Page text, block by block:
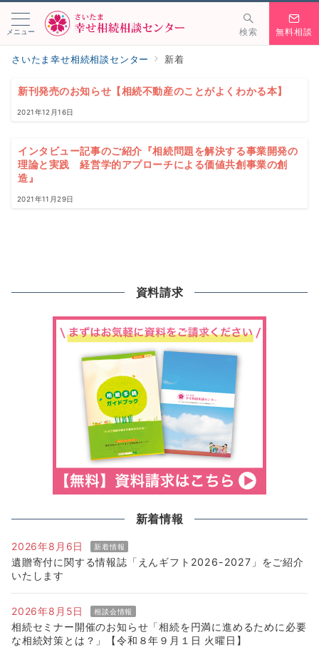
メニュー 検索 無料相談
さいたま幸せ相続相談センター 新着
新刊発売のお知らせ【相続不動産のことがよくわかる本】
2021年12月16日
インタビュー記事のご紹介『相続問題を解決する事業開発の
理論と実践 経営学的アプローチによる価値共創事業の創
造』
2021年11月29日
資料請求
新着情報
2026年8月6日 新着情報
遺贈寄付に関する情報誌「えんギフト2026-2027」をご紹介
いたします
2026年8月5日 相談会情報
相続セミナー開催のお知らせ「相続を円満に進めるために必要
な相続対策とは？」【令和８年９月１日 火曜日】